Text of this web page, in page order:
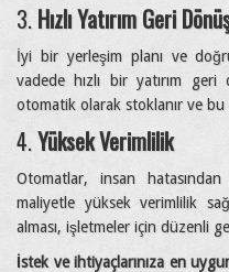
3. Hızlı Yatırım Geri
İyi bir yerleşim planı ve
vadede hızlı bir yatırım
otomatik olarak stoklanır ve
4.Yüksek Verimlilik
Otomatlar, insan
maliyetle yüksek verimlilik
alması, işletmeler için düzenli
İstek ve ihtiyaçlarınıza en